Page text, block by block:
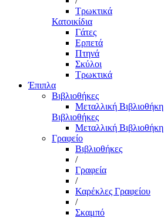
Τρωκτικά
Κατοικίδια
Γάτες
Ερπετά
Πτηνά
Σκύλοι
Τρωκτικά
Έπιπλα
Βιβλιοθήκες
Μεταλλική Βιβλιοθήκη
Βιβλιοθήκες
Μεταλλική Βιβλιοθήκη
Γραφείο
Βιβλιοθήκες
/
Γραφεία
/
Καρέκλες Γραφείου
/
Σκαμπό